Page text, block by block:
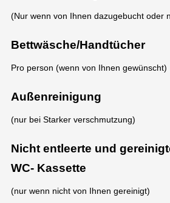
(Nur wenn von Ihnen dazugebucht oder
Bettwäsche/Handtücher
Pro person (wenn von Ihnen gewünscht)
Außenreinigung
(nur bei Starker verschmutzung)
Nicht entleerte und
WC- Kassette
(nur wenn nicht von Ihnen gereinigt)